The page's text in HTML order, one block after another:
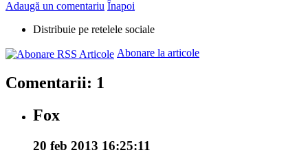
Adaugă un comentariu Înapoi
Distribuie pe retelele sociale
Abonare la articole
Comentarii: 1
Fox
20 feb 2013 16:25:11